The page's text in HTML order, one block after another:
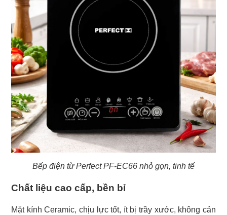
Bếp điện từ Perfect PF-EC66 nhỏ gọn, tinh tế
Chất liệu cao cấp, bền bỉ
Mặt kính Ceramic, chịu lực tốt, ít bị trầy xước, không cản